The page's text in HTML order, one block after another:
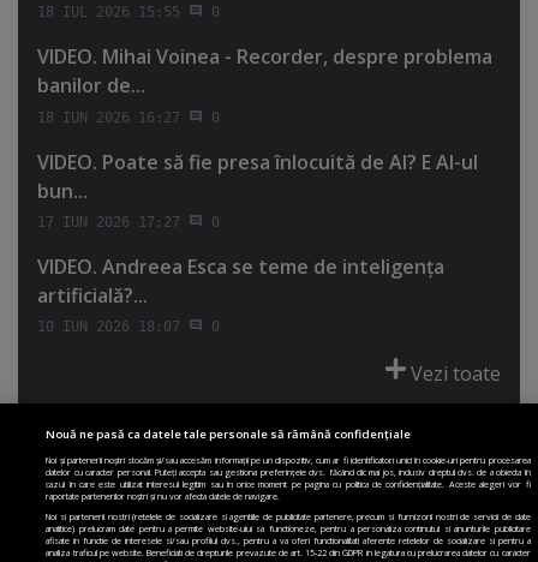
18 IUL 2026 15:55 0
VIDEO. Mihai Voinea - Recorder, despre problema
banilor de...
18 IUN 2026 16:27 0
VIDEO. Poate să fie presa înlocuită de AI? E AI-ul
bun...
17 IUN 2026 17:27 0
VIDEO. Andreea Esca se teme de inteligenţa
artificială?...
10 IUN 2026 18:07 0
Vezi toate
PRIMA PAGINĂ
POLITICA DE COLECTARE ACORD COOKIE
POLITICA DE CONFIDENȚIALITATE
DESPRE SITE
ECHIPA
DESPRE MINE
JOBURI CONTACT
ARHIVA
Nouă ne pasă ca datele tale personale să rămână confidențiale
Noi și partenerii noștri stocăm și/sau accesăm informații pe un dispozitiv, cum ar fi identificatori unici în cookie-uri pentru procesarea
datelor cu caracter personal. Puteți accepta sau gestiona preferințele dvs. făcând clic mai jos, inclusiv dreptul dvs. de a obiecta în
cazul în care este utilizat interesul legitim sau în orice moment pe pagina cu politica de confidențialitate. Aceste alegeri vor fi
raportate partenerilor noștri și nu vor afecta datele de navigare.
Noi si partenerii nostri (retelele de socializare si agentiile de publicitate partenere, precum si furnizorii nostri de servicii de date
analitice) prelucram date pentru a permite website-ului sa functioneze, pentru a personaliza continutul si anunturile publicitare
afisate in functie de interesele si/sau profilul dvs., pentru a va oferi functionalitati aferente retelelor de socializare si pentru a
analiza traficul pe website. Beneficiati de drepturile prevazute de art. 15-22 din GDPR in legatura cu prelucrarea datelor cu caracter